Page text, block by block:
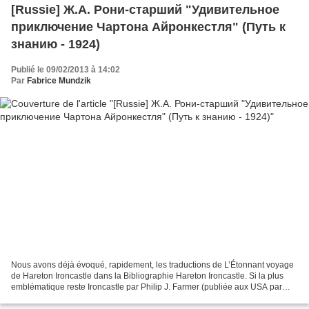
[Russie] Ж.А. Рони-старший "Удивительное
приключение Чартона Айронкестля" (Путь к
знанию - 1924)
Publié le 09/02/2013 à 14:02
Par Fabrice Mundzik
Nous avons déjà évoqué, rapidement, les traductions de L’Étonnant voyage
de Hareton Ironcastle dans la Bibliographie Hareton Ironcastle. Si la plus
emblématique reste Ironcastle par Philip J. Farmer (publiée aux USA par